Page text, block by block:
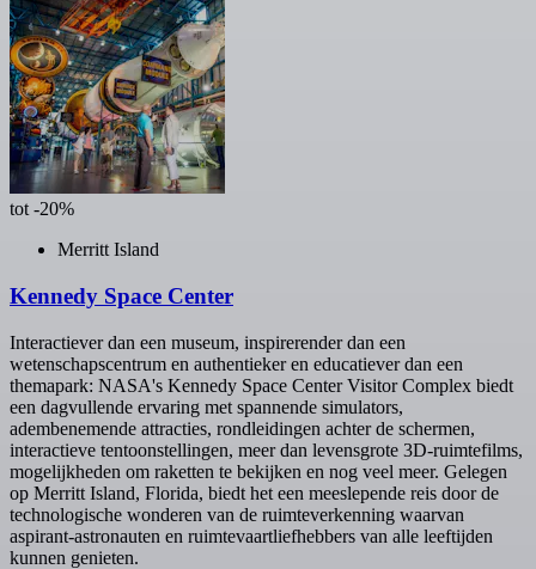
tot -20%
Merritt Island
Kennedy Space Center
Interactiever dan een museum, inspirerender dan een
wetenschapscentrum en authentieker en educatiever dan een
themapark: NASA's Kennedy Space Center Visitor Complex biedt
een dagvullende ervaring met spannende simulators,
adembenemende attracties, rondleidingen achter de schermen,
interactieve tentoonstellingen, meer dan levensgrote 3D-ruimtefilms,
mogelijkheden om raketten te bekijken en nog veel meer. Gelegen
op Merritt Island, Florida, biedt het een meeslepende reis door de
technologische wonderen van de ruimteverkenning waarvan
aspirant-astronauten en ruimtevaartliefhebbers van alle leeftijden
kunnen genieten.